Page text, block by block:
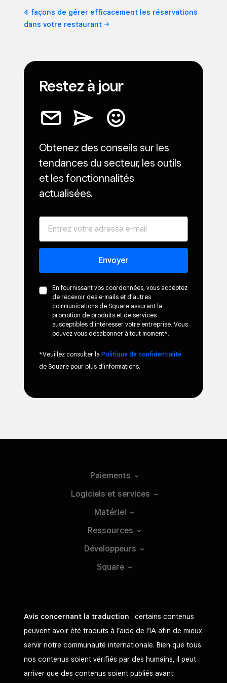
4 façons de gérer efficacement les réservations
dans votre restaurant
Restez à jour
Obtenez des conseils sur les
tendances du secteur, les outils
et les fonctionnalités
actualisées.
En fournissant vos coordonnées, vous acceptez
de recevoir des e-mails et d’autres
communications de Square assurant la
promotion de produits et de services
susceptibles d’intéresser votre entreprise. Vous
pouvez vous désabonner à tout moment*.
Envoyer
*Veuillez consulter la Politique de confidentialité
de Square pour plus d’informations.
Paiements
Logiciels et services
Matériel
Ressources
Développeurs
Square
Avis concernant la traduction : certains contenus
peuvent avoir été traduits à l’aide de l’IA afin de mieux
servir notre communauté internationale. Bien que tous
nos contenus soient vérifiés par des humains, il peut
arriver que des contenus soient publiés avant